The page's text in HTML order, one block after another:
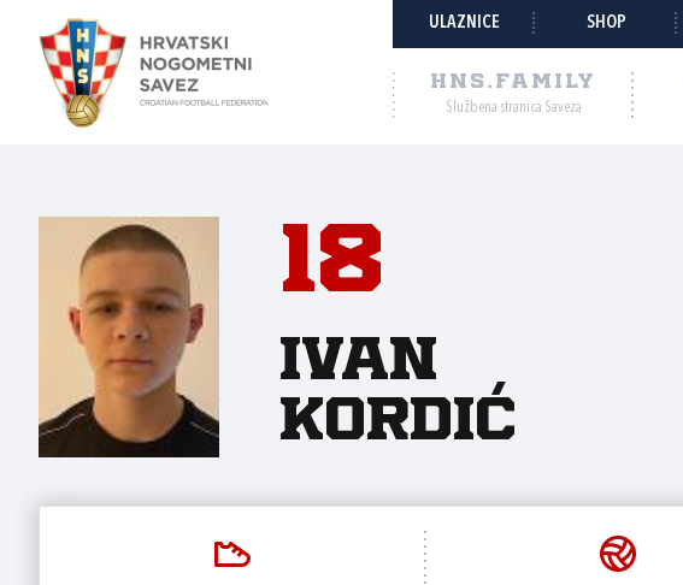
ULAZNICE SHOP
HNS.FAMILY
Službena stranica Saveza
18
Ivan
Kordić